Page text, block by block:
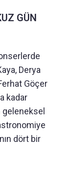
GÜN
Derya
Göçer
kadar
dört bir